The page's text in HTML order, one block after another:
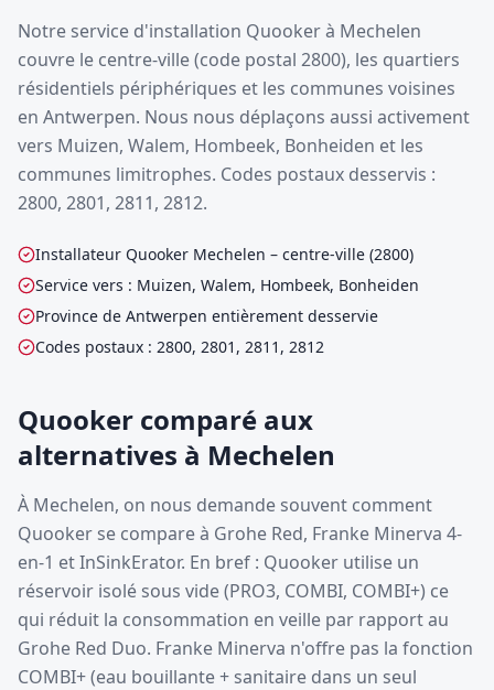
Notre service d'installation Quooker à Mechelen
couvre le centre-ville (code postal 2800), les quartiers
résidentiels périphériques et les communes voisines
en Antwerpen. Nous nous déplaçons aussi activement
vers Muizen, Walem, Hombeek, Bonheiden et les
communes limitrophes. Codes postaux desservis :
2800, 2801, 2811, 2812.
Installateur Quooker Mechelen – centre-ville (2800)
Service vers : Muizen, Walem, Hombeek, Bonheiden
Province de Antwerpen entièrement desservie
Codes postaux : 2800, 2801, 2811, 2812
Quooker comparé aux
alternatives à Mechelen
À Mechelen, on nous demande souvent comment
Quooker se compare à Grohe Red, Franke Minerva 4-
en-1 et InSinkErator. En bref : Quooker utilise un
réservoir isolé sous vide (PRO3, COMBI, COMBI+) ce
qui réduit la consommation en veille par rapport au
Grohe Red Duo. Franke Minerva n'offre pas la fonction
COMBI+ (eau bouillante + sanitaire dans un seul